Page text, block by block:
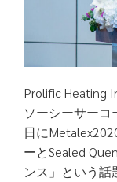
Prolific Heating
ソーシーサー
日に
ーとSealed
ンス」という